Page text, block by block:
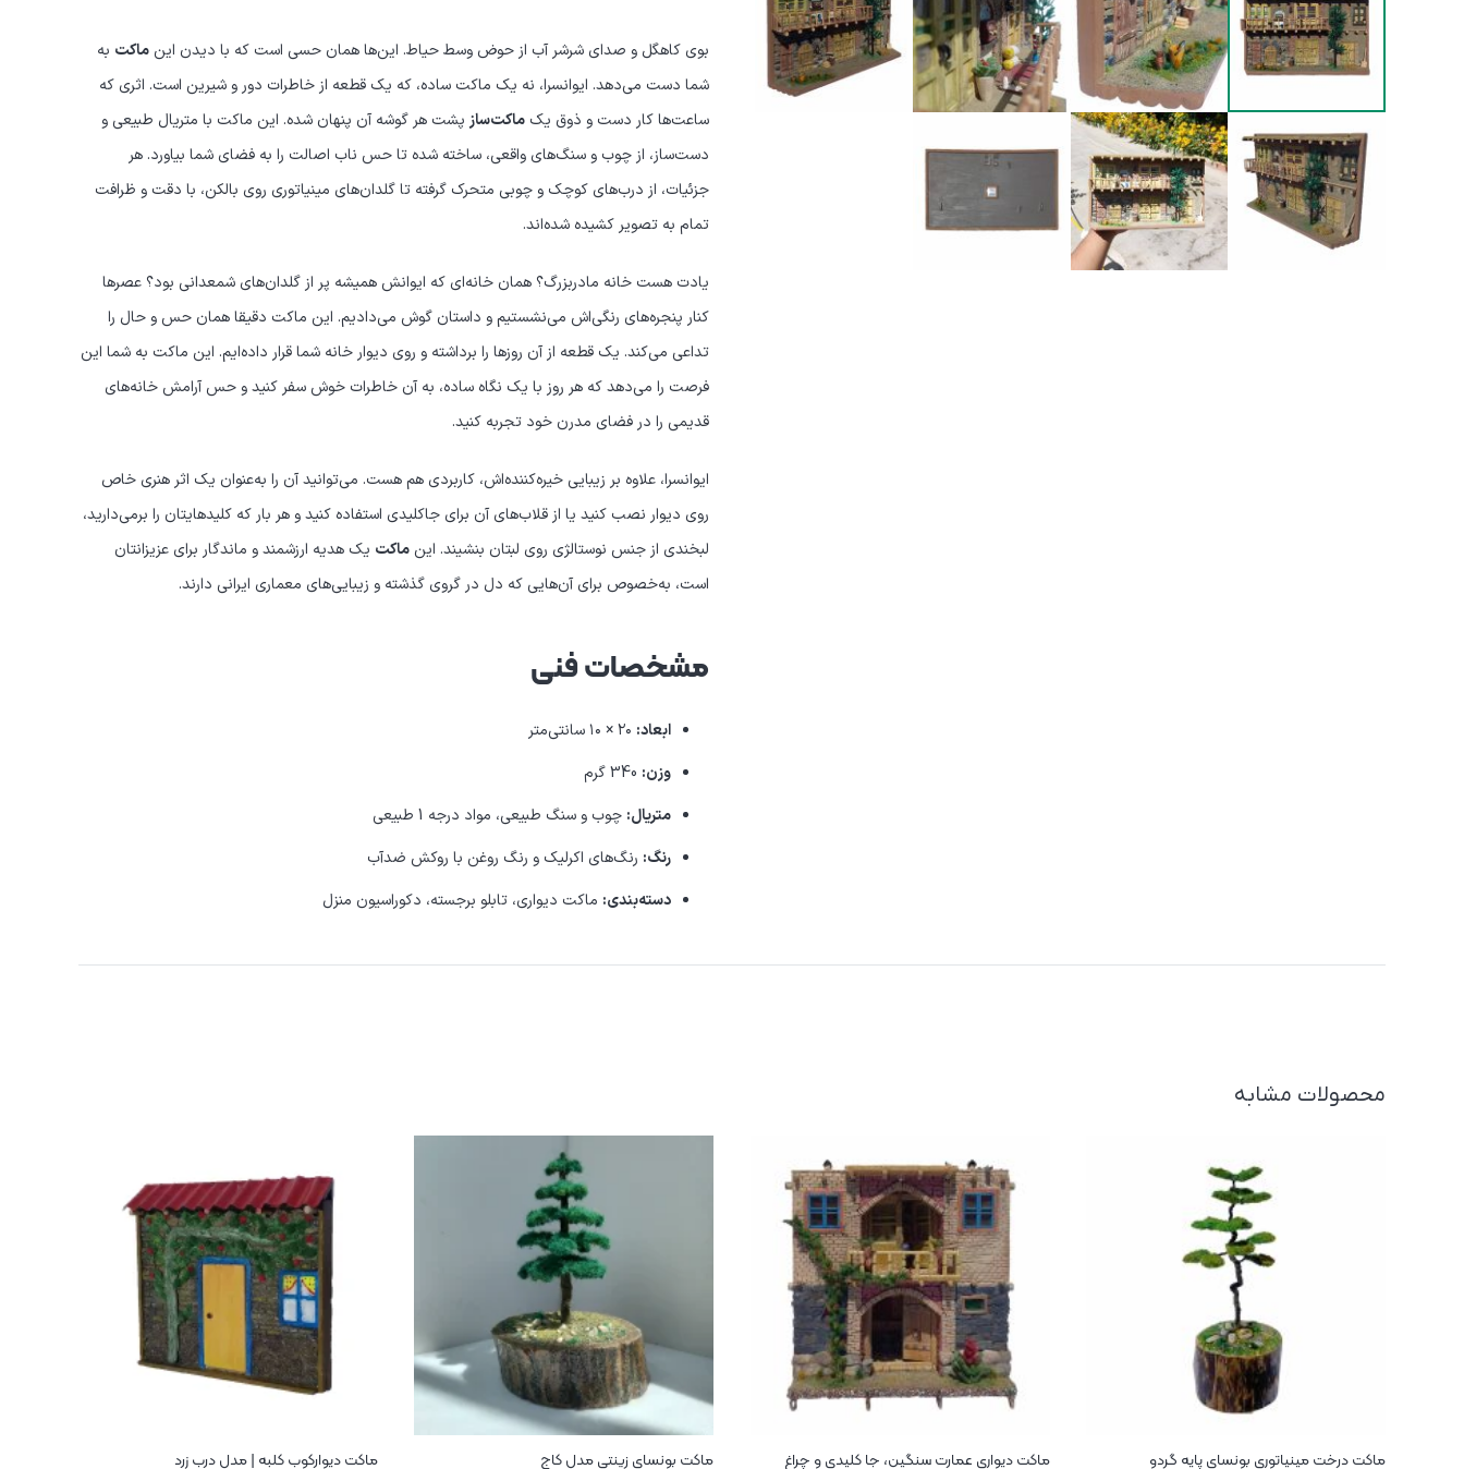
بوی کاهگل و صدای شرشر آب از حوض وسط حیاط. این‌ها همان حسی است که با دیدن این ماکت به
شما دست می‌دهد. ایوانسرا، نه یک ماکت ساده، که یک قطعه از خاطرات دور و شیرین است. اثری که
ساعت‌ها کار دست و ذوق یک ماکت‌ساز پشت هر گوشه آن پنهان شده. این ماکت با متریال طبیعی و
دست‌ساز، از چوب و سنگ‌های واقعی، ساخته شده تا حس ناب اصالت را به فضای شما بیاورد. هر
جزئیات، از درب‌های کوچک و چوبی متحرک گرفته تا گلدان‌های مینیاتوری روی بالکن، با دقت و ظرافت
تمام به تصویر کشیده شده‌اند.
یادت هست خانه مادربزرگ؟ همان خانه‌ای که ایوانش همیشه پر از گلدان‌های شمعدانی بود؟ عصرها
کنار پنجره‌های رنگی‌اش می‌نشستیم و داستان گوش می‌دادیم. این ماکت دقیقا همان حس و حال را
تداعی می‌کند. یک قطعه از آن روزها را برداشته و روی دیوار خانه شما قرار داده‌ایم. این ماکت به شما این
فرصت را می‌دهد که هر روز با یک نگاه ساده، به آن خاطرات خوش سفر کنید و حس آرامش خانه‌های
قدیمی را در فضای مدرن خود تجربه کنید.
ایوانسرا، علاوه بر زیبایی خیره‌کننده‌اش، کاربردی هم هست. می‌توانید آن را به‌عنوان یک اثر هنری خاص
روی دیوار نصب کنید یا از قلاب‌های آن برای جاکلیدی استفاده کنید و هر بار که کلیدهایتان را برمی‌دارید،
لبخندی از جنس نوستالژی روی لبتان بنشیند. این ماکت یک هدیه ارزشمند و ماندگار برای عزیزانتان
است، به‌خصوص برای آن‌هایی که دل در گروی گذشته و زیبایی‌های معماری ایرانی دارند.
مشخصات فنی
ابعاد:
وزن:
متریال: چوب و سنگ طبیعی، مواد درجه 1 طبیعی
رنگ: رنگ‌های اکرلیک و رنگ روغن با روکش ضدآب
دسته‌بندی: ماکت دیواری، تابلو برجسته، دکوراسیون منزل
محصولات مشابه
ماکت درخت مینیاتوری بونسای پایه گردو
ماکت دیواری عمارت سنگین، جا کلیدی و چراغ
ماکت بونسای زینتی مدل کاج
ماکت دیوارکوب کلبه | مدل درب زرد